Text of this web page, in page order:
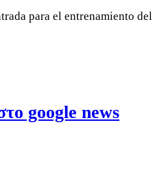
para el entrenamiento del
google news